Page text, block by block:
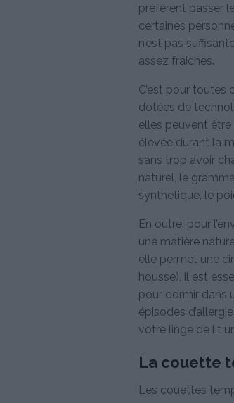
préfèrent passer
certaines
n’est pas
assez fraiches.
C’est pour toutes
dotées de
elles peuvent
élevée durant la
sans trop avoir
naturel, le
synthétique, le
En outre, pour
une matière
elle permet une
housse), il est
pour dormir dans
épisodes
votre linge de lit
La couette
Les couettes